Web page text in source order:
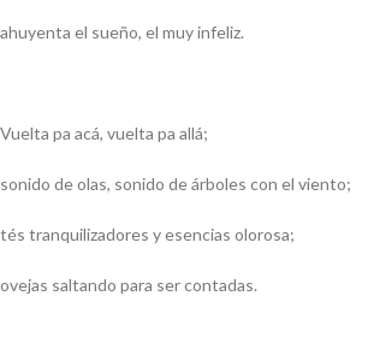
ahuyenta el sueño, el muy infeliz.
Vuelta pa acá, vuelta pa allá;
sonido de olas, sonido de árboles con el viento;
tés tranquilizadores y esencias olorosa;
ovejas saltando para ser contadas.